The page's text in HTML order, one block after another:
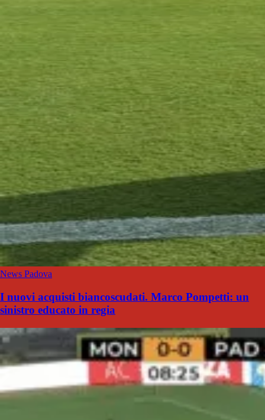
News Padova
I nuovi acquisti biancoscudati. Marco Pompetti: un
sinistro educato in regia